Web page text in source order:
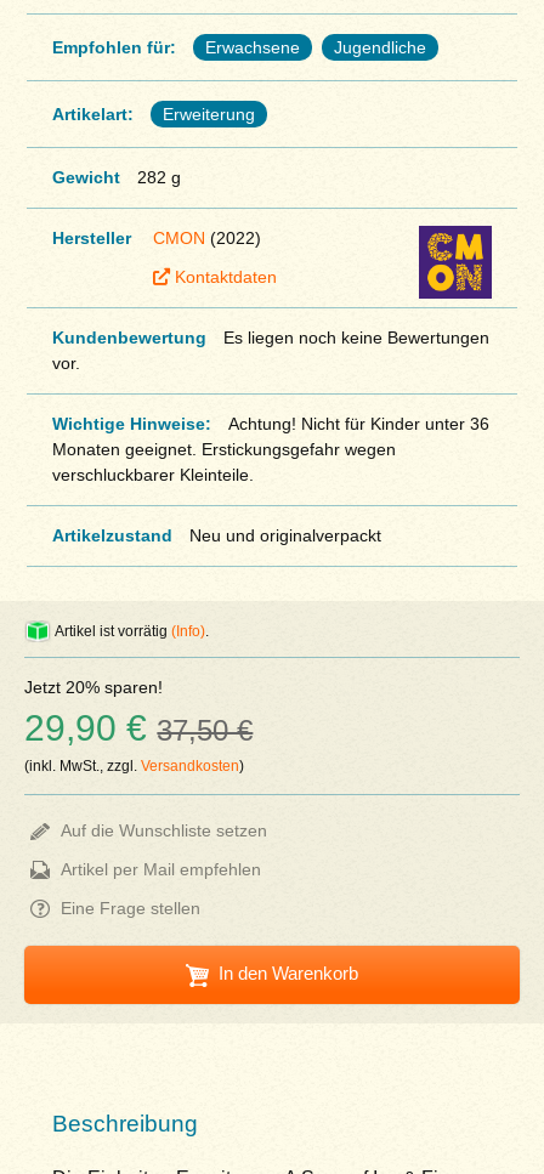
Empfohlen für: Erwachsene Jugendliche
Artikelart: Erweiterung
Gewicht 282 g
Hersteller CMON (2022)
Kontaktdaten
Kundenbewertung
Es liegen noch keine Bewertungen
vor.
Wichtige Hinweise:
Achtung! Nicht für Kinder unter 36
Monaten geeignet. Erstickungsgefahr wegen
verschluckbarer Kleinteile.
Artikelzustand Neu und originalverpackt
Artikel ist vorrätig(Info)
Jetzt 20% sparen!
29,90 €37,50 €
(inkl. MwSt., zzgl.Versandkosten)
Auf die Wunschliste setzen
Artikel per Mail empfehlen
Eine Frage stellen
In den Warenkorb
Beschreibung